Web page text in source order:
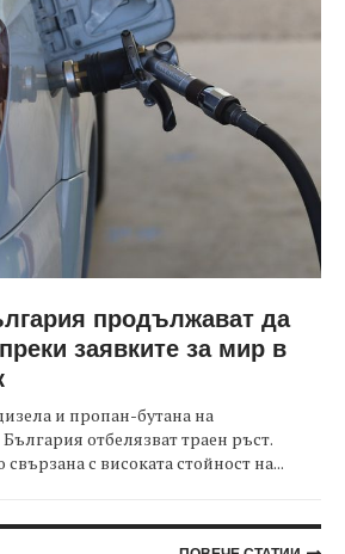
продължават да
заявките за мир в
и пропан-бутана на
отбелязват траен ръст.
с високата стойност на...